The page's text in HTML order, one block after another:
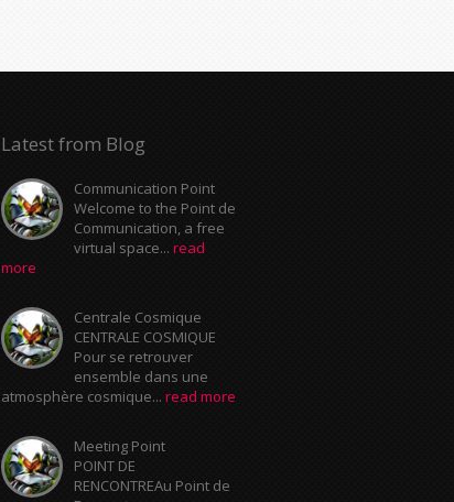
Latest from Blog
Communication Point
Welcome to the Point de
Communication, a free
virtual space... read
more
Centrale Cosmique
CENTRALE COSMIQUE
Pour se retrouver
ensemble dans une
atmosphère cosmique... read more
Meeting Point
POINT DE
RENCONTREAu Point de